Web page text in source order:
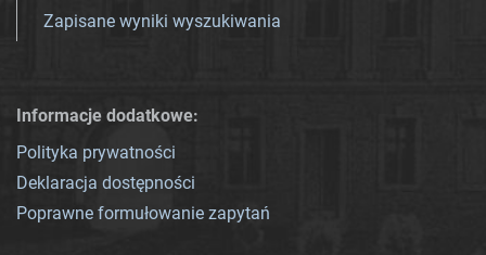
Zapisane wyniki wyszukiwania
Informacje dodatkowe:
Polityka prywatności
Deklaracja dostępności
Poprawne formułowanie zapytań